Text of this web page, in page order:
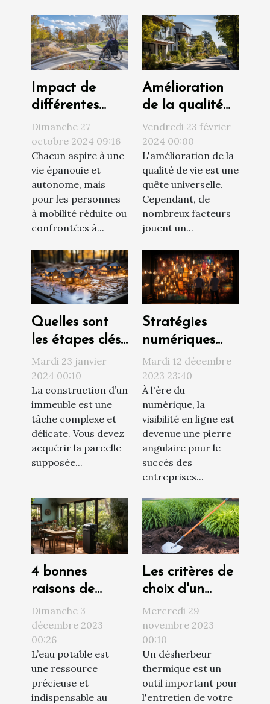
Impact de
différentes
solutions
d'accessibilité
sur la qualité
de vie
Dimanche 27
octobre 2024 09:16
Chacun aspire à une
vie épanouie et
autonome, mais
pour les personnes
à mobilité réduite ou
confrontées à...
Amélioration
de la qualité
de vie par le
choix du
logement
Vendredi 23 février
2024 00:00
L'amélioration de la
qualité de vie est une
quête universelle.
Cependant, de
nombreux facteurs
jouent un...
Quelles sont
les étapes clés
d’un projet de
construction ?
Mardi 23 janvier
2024 00:10
La construction d’un
immeuble est une
tâche complexe et
délicate. Vous devez
acquérir la parcelle
supposée...
Stratégies
numériques
innovantes
pour
augmenter la
visibilité d'une
entreprise
Mardi 12 décembre
2023 23:40
À l'ère du
numérique, la
visibilité en ligne est
devenue une pierre
angulaire pour le
succès des
entreprises...
4 bonnes
raisons de
faire installer
un adoucisseur
d’eau chez soi
Dimanche 3
décembre 2023
00:26
L’eau potable est
une ressource
précieuse et
indispensable au
Les critères de
choix d'un
désherbeur
thermique
Mercredi 29
novembre 2023
00:10
Un désherbeur
thermique est un
outil important pour
l'entretien de votre